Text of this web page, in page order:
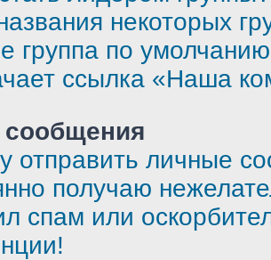
некоторых
группа по
ссылка «Наша
отправить личные
получаю
спам или